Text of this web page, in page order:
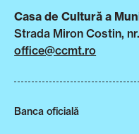
Casa de Cultură a
Strada Miron Costin,
office@ccmt.ro
Banca oficială